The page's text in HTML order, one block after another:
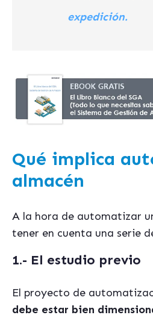
expedición.
Qué implica
almacén
A la hora de automatizar
tener en cuenta una serie
1.- El estudio previo
El proyecto de
debe estar bien